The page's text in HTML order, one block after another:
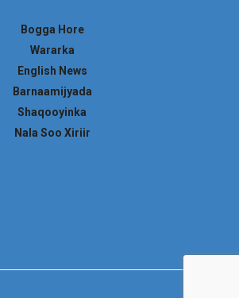
Bogga Hore
Wararka
English News
Barnaamijyada
Shaqooyinka
Nala Soo Xiriir